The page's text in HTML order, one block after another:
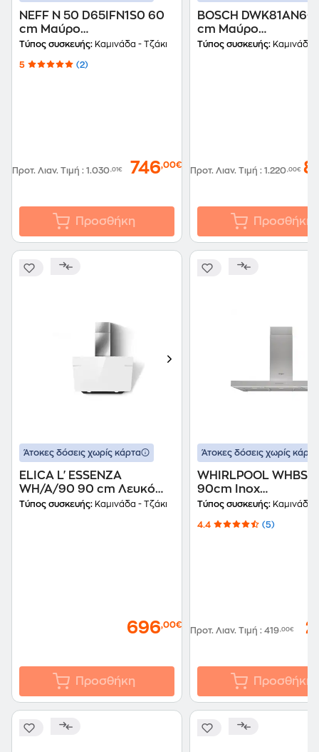
NEFF N 50 D65IFN1S0 60
cm Μαύρο
Απορροφητήρας Καμινάδα
Τύπος συσκευής: Καμινάδα - Τζάκι
5 (2)
Προτ. Λιαν. Τιμή : 1.030,01€ 746,00€
Προσθήκη
BOSCH
cm Μαύρο
Απορροφητήρας
Τύπος συσκευής: Καμινάδα
Προτ. Λιαν. Τιμή : 1.220,00€
Προσθήκη
Άτοκες δόσεις χωρίς κάρτα
ELICA L'ESSENZA
WH/A/90 90 cm Λευκό
Καμινάδα - Τζάκι
Τύπος συσκευής: Καμινάδα - Τζάκι
696,00€
Προσθήκη
Άτοκες δόσεις χωρίς κάρτα
WHIRLPOOL
90cm Inox
Απορροφητήρας
Τύπος συσκευής: Καμινάδα
4.4 (5)
Προτ. Λιαν. Τιμή : 419,00€
Προσθήκη